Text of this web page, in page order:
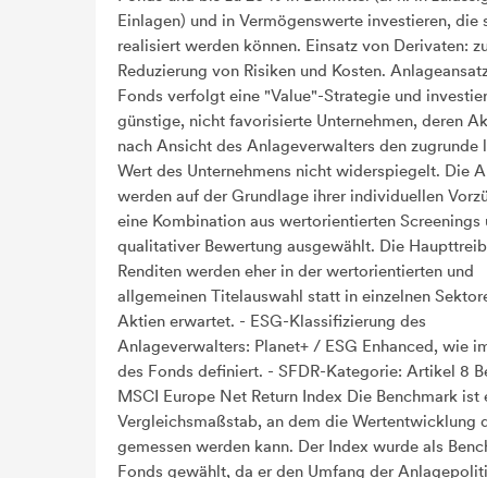
Einlagen) und in Vermögenswerte investieren, die
realisiert werden können. Einsatz von Derivaten:
Reduzierung von Risiken und Kosten.
Fonds verfolgt eine "Value"-Strategie und
günstige, nicht favorisierte Unternehmen, deren
nach Ansicht des Anlageverwalters den zugrunde
Wert des Unternehmens nicht widerspiegelt. Die
werden auf der Grundlage ihrer individuellen
eine Kombination aus wertorientierten Screenings
qualitativer Bewertung ausgewählt. Die
Renditen werden eher in der wertorientierten und
allgemeinen Titelauswahl statt in einzelnen
Aktien erwartet. - ESG-Klassifizierung des
Anlageverwalters: Planet+ / ESG Enhanced, wie
des Fonds definiert. - SFDR-Kategorie: Artikel 8
MSCI Europe Net Return Index Die Benchmark ist
Vergleichsmaßstab, an dem die Wertentwicklung
gemessen werden kann. Der Index wurde als
Fonds gewählt, da er den Umfang der